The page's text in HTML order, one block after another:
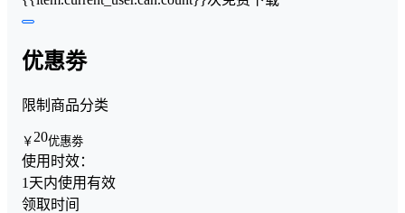
优惠劵
限制商品分类
￥ 20优惠劵
使用时效：
1天内使用有效
领取时间